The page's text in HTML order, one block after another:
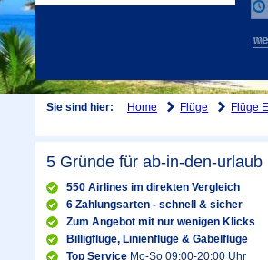
Sie sind hier: Home Flüge Flüge
5 Gründe für ab-in-den-urlaub
550 Airlines im direkten Vergleich
6 Zahlungsarten - schnell & sicher
Zum Angebot mit nur wenigen Klicks
Billigflüge, Linienflüge & Gabelflüge
Top Service Mo-So 09:00-20:00 Uhr